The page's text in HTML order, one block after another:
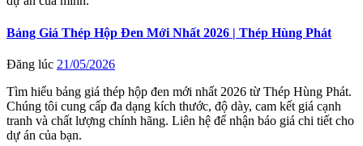
Bảng Giá Thép Hộp Đen Mới Nhất 2026 | Thép Hùng Phát
Đăng lúc 21/05/2026
Tìm hiểu bảng giá thép hộp đen mới nhất 2026 từ Thép Hùng Phát.
Chúng tôi cung cấp đa dạng kích thước, độ dày, cam kết giá cạnh
tranh và chất lượng chính hãng. Liên hệ để nhận báo giá chi tiết cho
dự án của bạn.